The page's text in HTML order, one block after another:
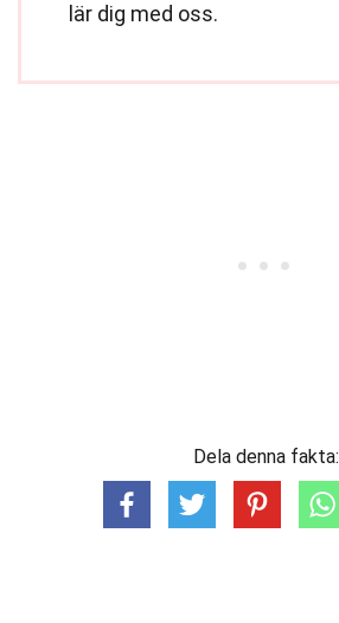
lär dig med oss.
Dela denna fakta: